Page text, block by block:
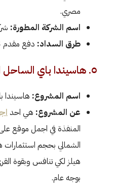
مصري.
اسم الشركة المطورة:
طرق السداد: دفع مقدم 5%، والتقسيط حتى 7 سنوات.
٥. هاسيندا باي الساحل الشمالي
اسم المشروع: هاسيندا
عن المشروع: هي احد
المنفذة في اجمل موقع
الشمالي بحجم استثمارات
هيلز لكي تنافس وبقوة
بوجه عام.